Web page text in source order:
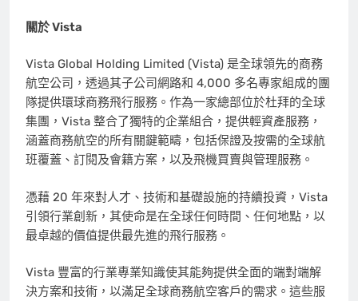
關於 Vista
Vista Global Holding Limited (Vista) 是全球領先的商務
航空公司，透過其子公司網路和 4,000 多名專家組成的團
隊提供環球商務飛行服務。作為一家總部位於杜拜的全球
集團，Vista 整合了獨特的企業組合，提供輕資產服務，
涵蓋商務航空的所有關鍵範疇，包括保證及按需的全球航
班覆蓋、訂閱及會籍方案，以及飛機買賣與管理服務。
憑藉 20 年來對人才、技術和基礎設施的持續投資，Vista
引領行業創新，其使命是在全球任何時間、任何地點，以
最卓越的價值提供最先進的飛行服務。
Vista 豐富的行業專業知識使其能夠提供全面的端對端解
決方案和技術，以滿足全球商務航空客戶的需求。這些服